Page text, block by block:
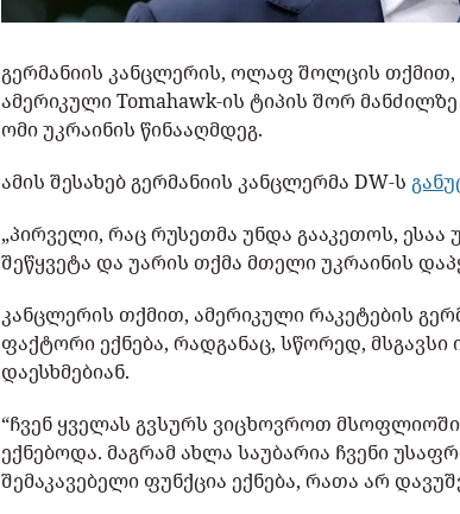
გერმანიის კანცლერის, ოლაფ შოლცის თქმით,
ამერიკული Tomahawk-ის ტიპის შორ
ომი უკრაინის წინააღმდეგ.
ამის შესახებ გერმანიის კანცლერმა DW-ს
„პირველი, რაც რუსეთმა უნდა გააკეთოს, ესაა
შეწყვეტა და უარის თქმა მთელი უკრაინის
კანცლერის თქმით, ამერიკული რაკეტების
ფაქტორი ექნება, რადგანაც, სწორედ, მსგავსი
დაესხმებიან.
“ჩვენ ყველას გვსურს ვიცხოვროთ
ექნებოდა. მაგრამ ახლა საუბარია ჩვენი
შემაკავებელი ფუნქცია ექნება, რათა არ